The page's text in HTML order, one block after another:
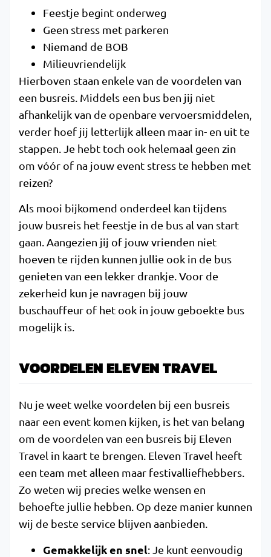
Feestje begint onderweg
Geen stress met parkeren
Niemand de BOB
Milieuvriendelijk
Hierboven staan enkele van de voordelen van
een busreis. Middels een bus ben jij niet
afhankelijk van de openbare vervoersmiddelen,
verder hoef jij letterlijk alleen maar in- en uit te
stappen. Je hebt toch ook helemaal geen zin
om vóór of na jouw event stress te hebben met
reizen?
Als mooi bijkomend onderdeel kan tijdens
jouw busreis het feestje in de bus al van start
gaan. Aangezien jij of jouw vrienden niet
hoeven te rijden kunnen jullie ook in de bus
genieten van een lekker drankje. Voor de
zekerheid kun je navragen bij jouw
buschauffeur of het ook in jouw geboekte bus
mogelijk is.
VOORDELEN ELEVEN TRAVEL
Nu je weet welke voordelen bij een busreis
naar een event komen kijken, is het van belang
om de voordelen van een busreis bij Eleven
Travel in kaart te brengen. Eleven Travel heeft
een team met alleen maar festivalliefhebbers.
Zo weten wij precies welke wensen en
behoefte jullie hebben. Op deze manier kunnen
wij de beste service blijven aanbieden.
Gemakkelijk en snel: Je kunt eenvoudig